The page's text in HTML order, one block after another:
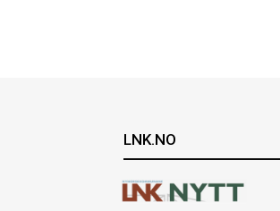
LNK.NO